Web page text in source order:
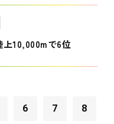
10,000mで6位
6 7 8